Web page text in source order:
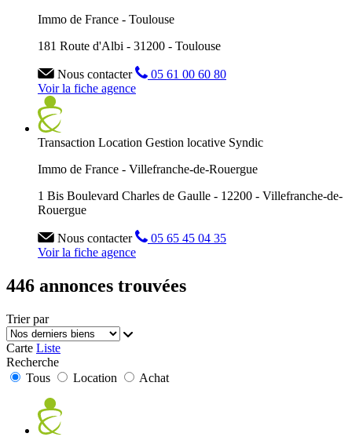
Immo de France - Toulouse
181 Route d'Albi - 31200 - Toulouse
Nous contacter
05 61 00 60 80
Voir la fiche agence
Transaction Location Gestion locative Syndic
Immo de France - Villefranche-de-Rouergue
1 Bis Boulevard Charles de Gaulle - 12200 - Villefranche-de-
Rouergue
Nous contacter
05 65 45 04 35
Voir la fiche agence
446 annonces trouvées
Trier par
Carte Liste
Recherche
Tous
Location Achat